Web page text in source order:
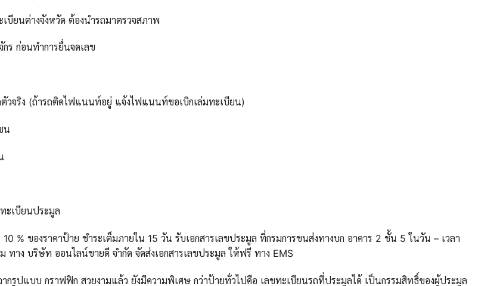
บียนต่างจังหวัด ต้องนำรถมาตรวจสภาพ
ร ก่อนทำการยื่นจดเลข
ตัวจริง (ถ้ารถติดไฟแนนท์อยู่ แจ้งไฟแนนท์ขอเบิกเล่มทะเบียน)
น
ะเบียนประมูล
10 % ของราคาป้าย ชำระเต็มภายใน 15 วัน รับเอกสารเลขประมูล ที่กรมการขนส่งทางบก อาคาร 2 ชั้น 5 ในวัน – เวลา
ทาง บริษัท ออนไลน์ขายดี จำกัด จัดส่งเอกสารเลขประมูล ให้ฟรี ทาง EMS
กรูปแบบ กราฟฟิก สวยงามแล้ว ยังมีความพิเศษ กว่าป้ายทั่วไปคือ เลขทะเบียนรถที่ประมูลได้ เป็นกรรมสิทธิ์ของผู้ประมูล